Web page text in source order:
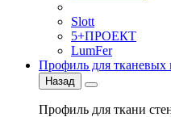
Slott
5+ПРОЕКТ
LumFer
Профиль для тканевых
Назад
Профиль для ткани